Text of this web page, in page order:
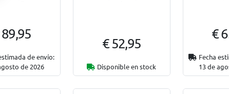
de envío:
de 2026
€ 52,95
Disponible en stock
€
Fecha
13 de